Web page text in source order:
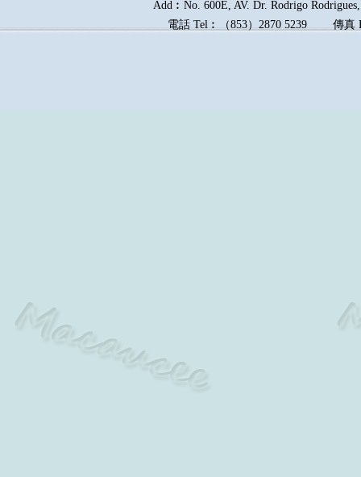
Add︰No. 600E, AV. Dr. Rodrigo
電話 Tel︰（853）2870 5239傳真